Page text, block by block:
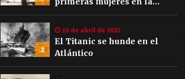
Policía Local de Sevilla
2
15 de abril de 2021
El Titanic se hunde en el
Atlántico